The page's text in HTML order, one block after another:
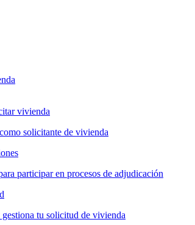
vivienda
solicitante de vivienda
participar en procesos de adjudicación
tu solicitud de vivienda